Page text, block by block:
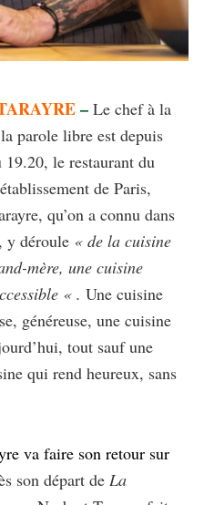
– Le chef à la
parole libre est depuis
le restaurant du
de Paris,
qu’on a connu dans
y déroule « de la cuisine
mère, une cuisine
« . Une cuisine
généreuse, une cuisine
tout sauf une
qui rend heureux, sans
va faire son retour sur
son départ de La